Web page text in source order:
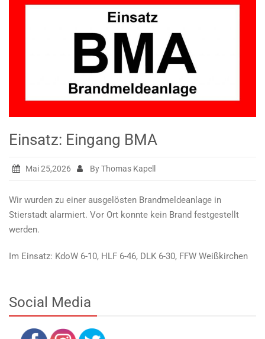
Kontakt
Einsatz: Eingang BMA
Mai 25,2026 By Thomas Kapell
Wir wurden zu einer ausgelösten Brandmeldeanlage in
Stierstadt alarmiert. Vor Ort konnte kein Brand festgestellt
werden.
Im Einsatz: KdoW 6-10, HLF 6-46, DLK 6-30, FFW Weißkirchen
Social Media